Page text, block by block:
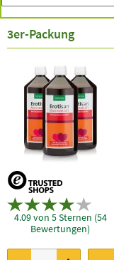
Erotisan-
3er-Packung
4.09 von 5 Sternen (54
Bewertungen)